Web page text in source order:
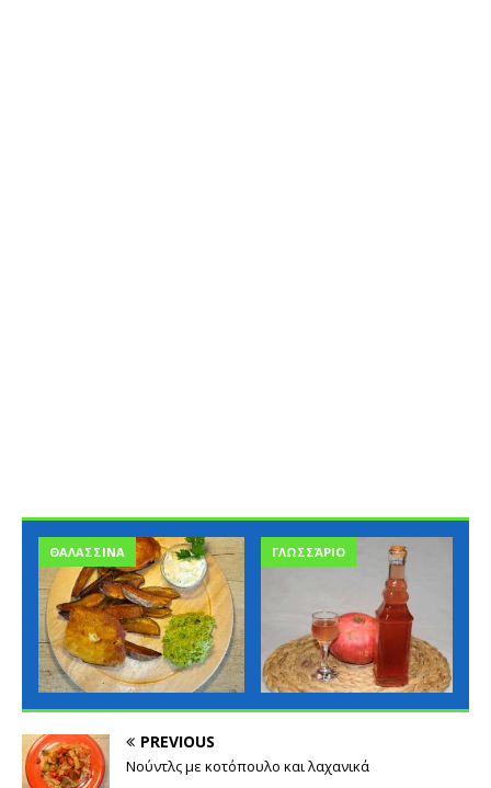
ΓΛΩΣΣΆΡΙΟ ΓΛΩΣΣΆΡΙΟ
PREVIOUS
Νούντλς με κοτόπουλο και λαχανικά